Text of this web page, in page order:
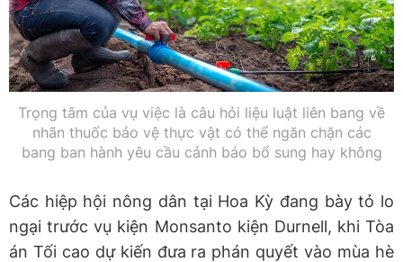
Trọng tâm của vụ việc là câu hỏi liệu luật liên bang về
nhãn thuốc bảo vệ thực vật có thể ngăn chặn các
bang ban hành yêu cầu cảnh báo bổ sung hay không
Các hiệp hội nông dân tại Hoa Kỳ đang bày tỏ lo
ngại trước vụ kiện Monsanto kiện Durnell, khi Tòa
án Tối cao dự kiến đưa ra phán quyết vào mùa hè